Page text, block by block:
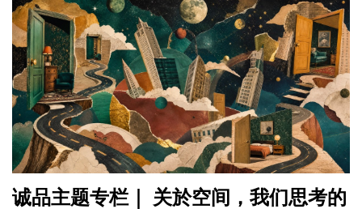
诚品主题专栏｜ 关於空间，我们思考的